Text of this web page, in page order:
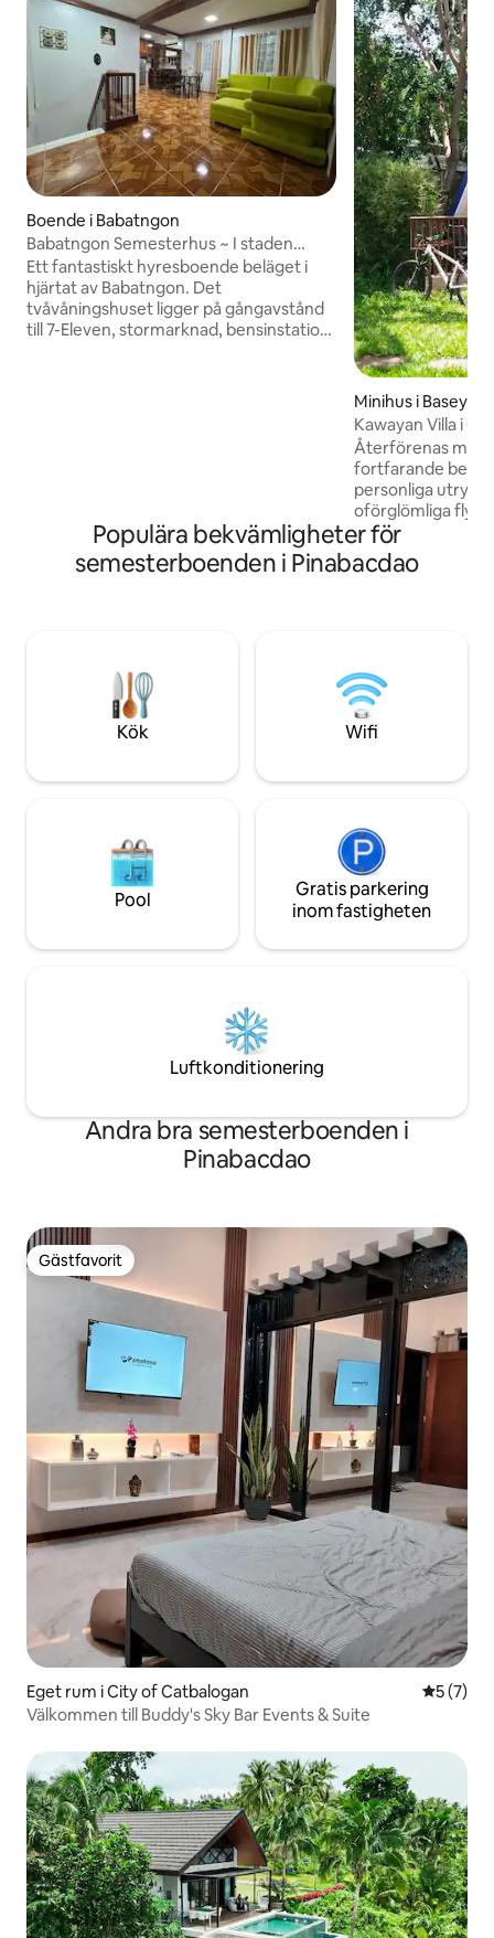
Boende i Babatngon
Babatngon Semesterhus ~ I staden
Proper
Ett fantastiskt hyresboende beläget i
hjärtat av Babatngon. Det
tvåvåningshuset ligger på gångavstånd
till 7-Eleven, stormarknad, bensinstation,
njut av upplevelsen.
Minihus i Basey
Kawayan Villa i
Återförenas med
fortfarande
personliga
oförglömliga
bekvämt
med både havs-
ställe är perfekt
Populära bekvämligheter för
semesterboenden i Pinabacdao
Kök Wifi
Pool
Gratis parkering
inom fastigheten
Luftkonditionering
Andra bra semesterboenden i
Pinabacdao
Gästfavorit
Gästfavorit
Eget rum i City of Catbalogan 5 av 5 i
5 (7)
Välkommen till Buddy's Sky Bar Events & Suite